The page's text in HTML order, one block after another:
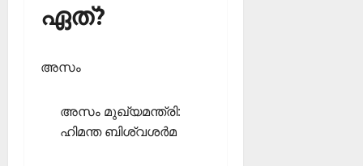
ഏത്?
അസം
അസം മുഖ്യമന്ത്രി:
ഹിമന്ത ബിശ്വശര്‍മ